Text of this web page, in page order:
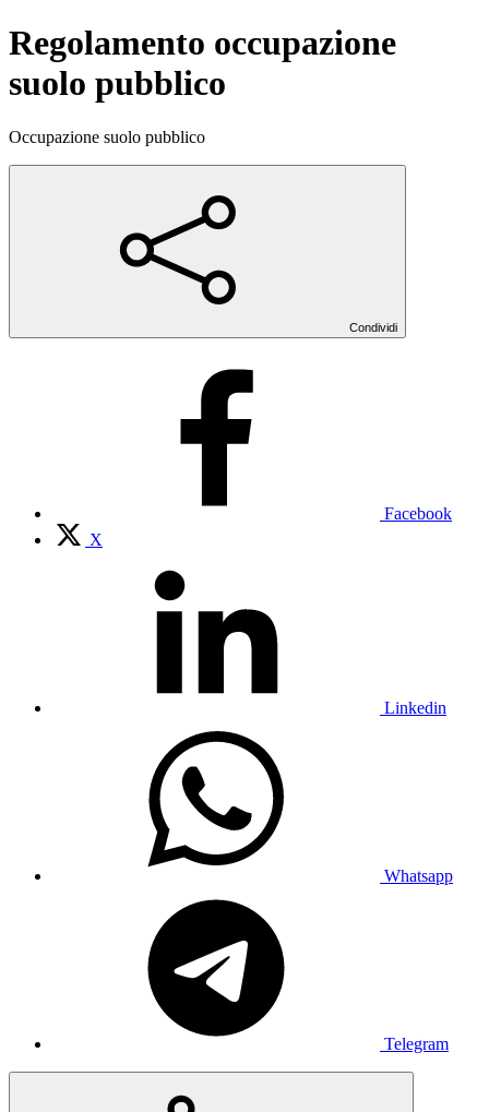
Regolamento occupazione
suolo pubblico
Occupazione suolo pubblico
Condividi
Facebook
X
Linkedin
Whatsapp
Telegram